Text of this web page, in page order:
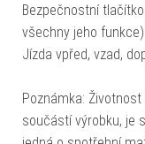
Bezpečnostní
všechny jeho funkce)
Jízda vpřed, vzad,
Poznámka:
součástí výrobku, je